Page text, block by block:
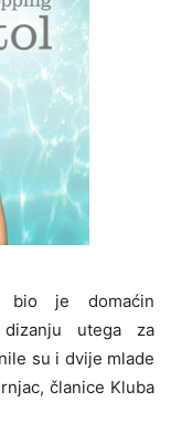
bio je domaćin
utega za
su i dvije mlade
članice Kluba